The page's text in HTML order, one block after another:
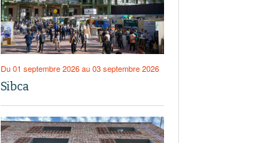
Du 01 septembre 2026 au 03 septembre 2026
Sibca